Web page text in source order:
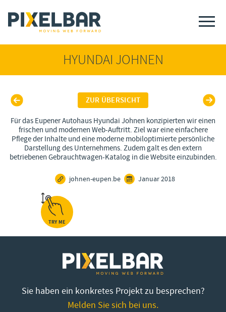
HYUNDAI JOHNEN
ZUR ÜBERSICHT
Für das Eupener Autohaus Hyundai Johnen konzipierten wir einen
frischen und modernen Web-Auftritt. Ziel war eine einfachere
Pflege der Inhalte und eine moderne mobiloptimierte persönliche
Darstellung des Unternehmens. Zudem galt es den extern
betriebenen Gebrauchtwagen-Katalog in die Website einzubinden.
johnen-eupen.be Januar 2018
TRY ME
Sie haben ein konkretes Projekt zu besprechen?
Melden Sie sich bei uns.